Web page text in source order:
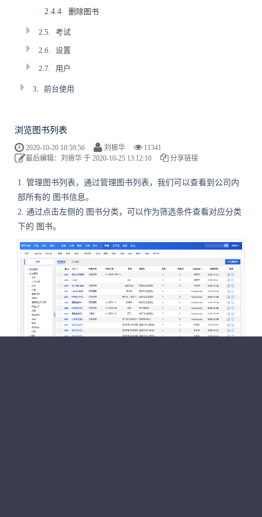
2.4.4
删除图书
2.5. 考试
2.6. 设置
2.7. 用户
3. 前台使用
浏览图书列表
2020-10-20 10:59:56 刘振华
11341
最后编辑：刘振华 于 2020-10-25 13:12:10
分享链接
1. 管理图书列表，通过管理图书列表，我们可以查看到公司内
部所有的 图书信息。
2. 通过点击左侧的 图书分类，可以作为筛选条件查看对应分类
下的 图书。